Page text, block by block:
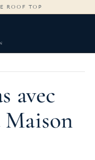
ROOF TOP
avec
Maison